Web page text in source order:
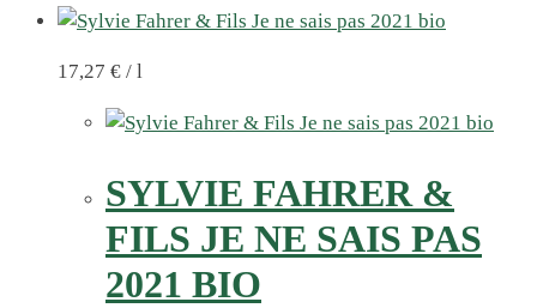
17,27 € / l
SYLVIE FAHRER &
FILS JE NE SAIS PAS
2021 BIO